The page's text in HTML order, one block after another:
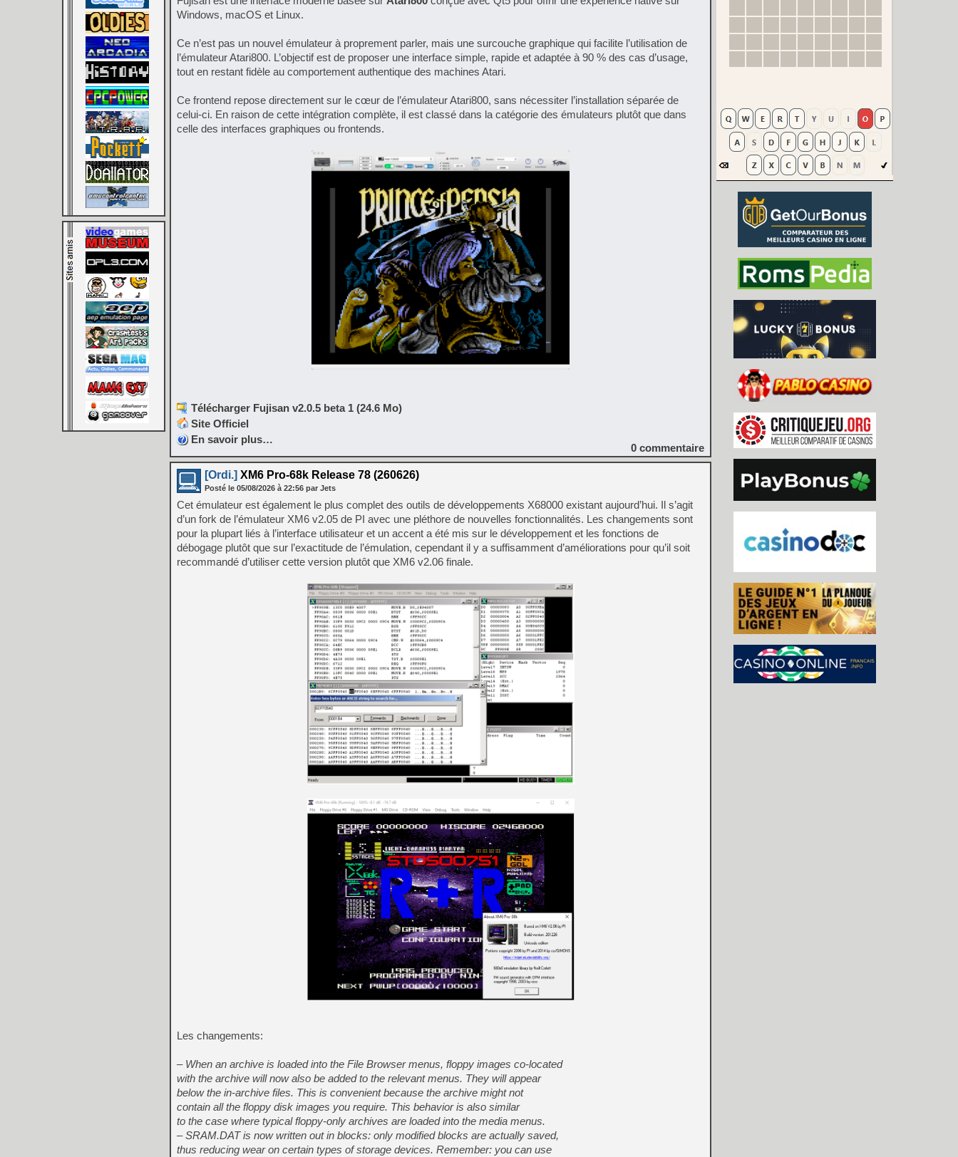
Windows, macOS et Linux.
Ce n’est pas un nouvel émulateur à proprement parler, mais une surcouche graphique qui facilite l’utilisation de
l’émulateur Atari800. L’objectif est de proposer une interface simple, rapide et adaptée à 90 % des cas d’usage,
tout en restant fidèle au comportement authentique des machines Atari.
Ce frontend repose directement sur le cœur de l’émulateur Atari800, sans nécessiter l’installation séparée de
celui-ci. En raison de cette intégration complète, il est classé dans la catégorie des émulateurs plutôt que dans
celle des interfaces graphiques ou frontends.
Télécharger Fujisan v2.0.5 beta 1 (24.6 Mo)
Site Officiel
En savoir plus…
0 commentaire
[Ordi.] XM6 Pro-68k Release 78 (260626)
Posté le 05/08/2026 à 22:56 par Jets
Cet émulateur est également le plus complet des outils de développements X68000 existant aujourd’hui. Il s’agit
d’un fork de l’émulateur XM6 v2.05 de PI avec une pléthore de nouvelles fonctionnalités. Les changements sont
pour la plupart liés à l’interface utilisateur et un accent a été mis sur le développement et les fonctions de
débogage plutôt que sur l’exactitude de l’émulation, cependant il y a suffisamment d’améliorations pour qu’il soit
recommandé d’utiliser cette version plutôt que XM6 v2.06 finale.
Les changements:
– When an archive is loaded into the File Browser menus, floppy images co-located
with the archive will now also be added to the relevant menus. They will appear
below the in-archive files. This is convenient because the archive might not
contain all the floppy disk images you require. This behavior is also similar
to the case where typical floppy-only archives are loaded into the media menus.
– SRAM.DAT is now written out in blocks: only modified blocks are actually saved,
thus reducing wear on certain types of storage devices. Remember: you can use